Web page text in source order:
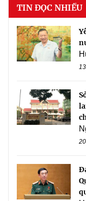
TIN ĐỌC NHIỀU